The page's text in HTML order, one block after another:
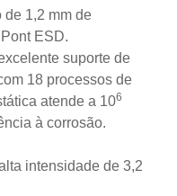
de 1,2 mm de
ESD.
suporte de
18 processos de
atende a 106
à corrosão.
intensidade de 3,2